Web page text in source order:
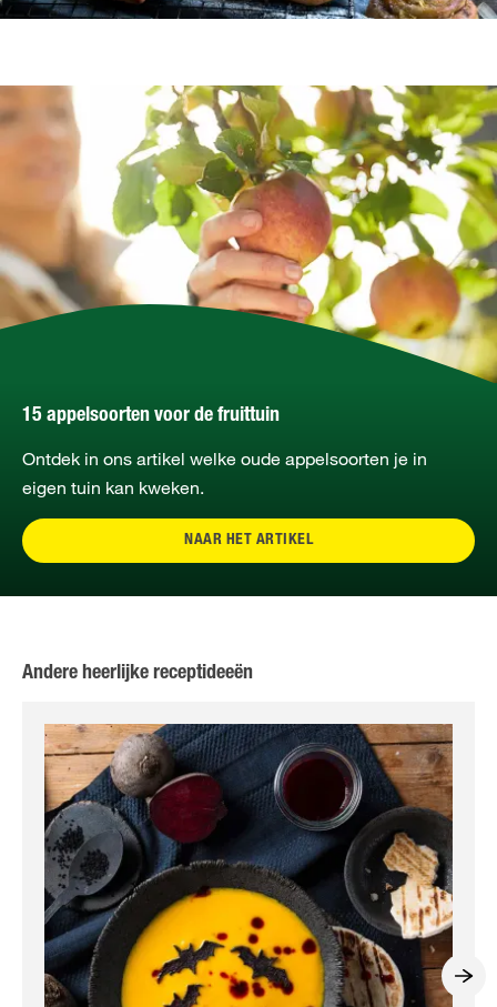
15 appelsoorten voor de fruittuin
Ontdek in ons artikel welke oude appelsoorten je in
eigen tuin kan kweken.
NAAR HET ARTIKEL
Andere heerlijke receptideeën